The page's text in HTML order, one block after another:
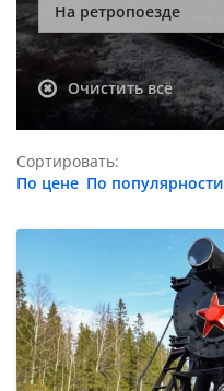
На ретропоезде
Очистить всё
Сортировать:
По цене По популярности